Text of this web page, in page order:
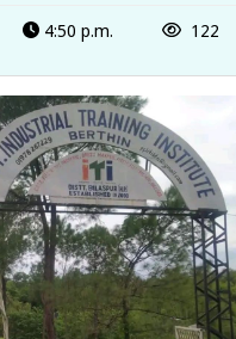
4:50 p.m. 122